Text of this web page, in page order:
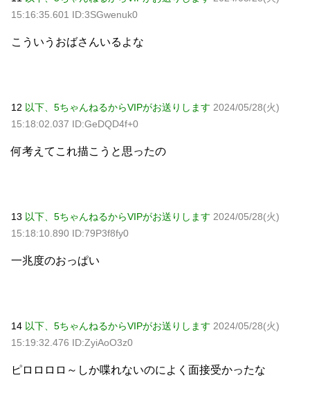
15:16:35.601 ID:3SGwenuk0
こういうおばさんいるよな
12 以下、5ちゃんねるからVIPがお送りします 2024/05/28(火)
15:18:02.037 ID:GeDQD4f+0
何考えてこれ描こうと思ったの
13 以下、5ちゃんねるからVIPがお送りします 2024/05/28(火)
15:18:10.890 ID:79P3f8fy0
一兆度のおっぱい
14 以下、5ちゃんねるからVIPがお送りします 2024/05/28(火)
15:19:32.476 ID:ZyiAoO3z0
ピロロロロ～しか喋れないのによく面接受かったな